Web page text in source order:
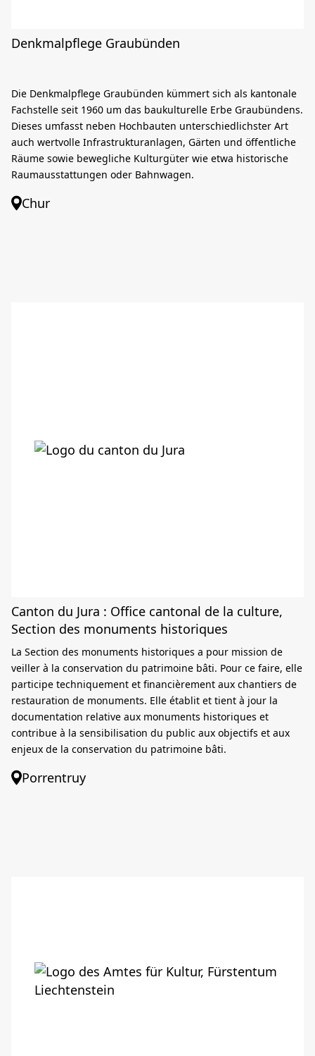
Denkmalpflege Graubünden
Die Denkmalpflege Graubünden kümmert sich als kantonale
Fachstelle seit 1960 um das baukulturelle Erbe Graubündens.
Dieses umfasst neben Hochbauten unterschiedlichster Art
auch wertvolle Infrastrukturanlagen, Gärten und öffentliche
Räume sowie bewegliche Kulturgüter wie etwa historische
Raumausstattungen oder Bahnwagen.
Chur
Canton du Jura : Office cantonal de la culture,
Section des monuments historiques
La Section des monuments historiques a pour mission de
veiller à la conservation du patrimoine bâti. Pour ce faire, elle
participe techniquement et financièrement aux chantiers de
restauration de monuments. Elle établit et tient à jour la
documentation relative aux monuments historiques et
contribue à la sensibilisation du public aux objectifs et aux
enjeux de la conservation du patrimoine bâti.
Porrentruy